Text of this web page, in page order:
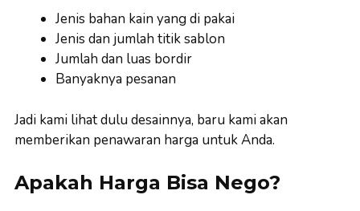
Jenis bahan kain yang di pakai
Jenis dan jumlah titik sablon
Jumlah dan luas bordir
Banyaknya pesanan
Jadi kami lihat dulu desainnya, baru kami akan
memberikan penawaran harga untuk Anda.
Apakah Harga Bisa Nego?